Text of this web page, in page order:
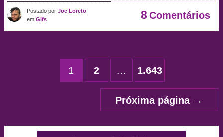
Postado por Joe Loreto
em Gifs 8 Comentários
1 2 … 1.643
Próxima página →